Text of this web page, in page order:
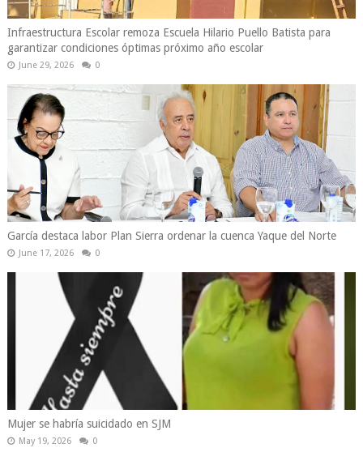
Infraestructura Escolar remoza Escuela Hilario Puello Batista para
garantizar condiciones óptimas próximo año escolar
June 29, 2026 0
García destaca labor Plan Sierra ordenar la cuenca Yaque del Norte
June 17, 2026 0
Mujer se habría suicidado en SJM
May 19, 2026 0